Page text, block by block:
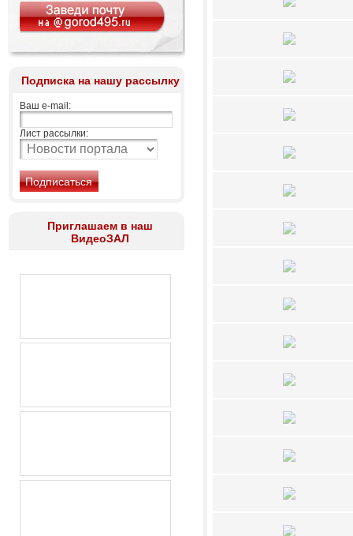
Подписка на нашу рассылку
Ваш e-mail:
Лист рассылки:
Приглашаем в наш
ВидеоЗАЛ